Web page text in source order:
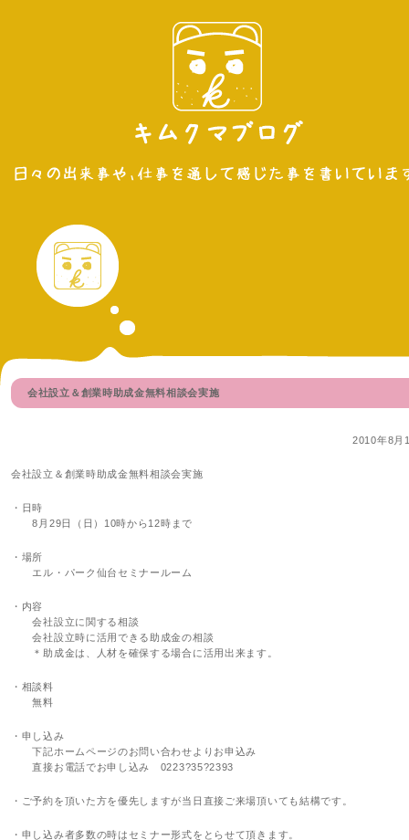
会社設立＆創業時助成金無料相談会実施
2010年8月
会社設立＆創業時助成金無料相談会実施
・日時
8月29日（日）10時から12時まで
・場所
エル・パーク仙台セミナールーム
・内容
会社設立に関する相談
会社設立時に活用できる助成金の相談
＊助成金は、人材を確保する場合に活用出来ます。
・相談料
無料
・申し込み
下記ホームページのお問い合わせよりお申込み
直接お電話でお申し込み 0223?35?2393
・ご予約を頂いた方を優先しますが当日直接ご来場頂いても結構です。
・申し込み者多数の時はセミナー形式をとらせて頂きます。